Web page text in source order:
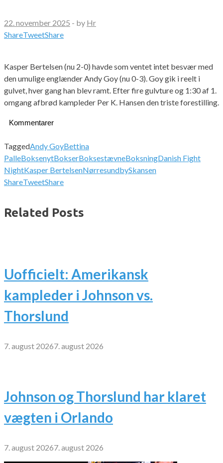
22. november 2025 - by Hr
ShareTweetShare
Kasper Bertelsen (nu 2-0) havde som ventet intet besvær med
den umulige englænder Andy Goy (nu 0-3). Goy gik i reelt i
gulvet, hver gang han blev ramt. Efter fire gulvture og 1:30 af 1.
omgang afbrød kampleder Per K. Hansen den triste forestilling.
Kommentarer
TaggedAndy GoyBettina
PalleBoksenytBokserBoksestævneBoksningDanish Fight
NightKasper BertelsenNørresundbySkansen
ShareTweetShare
Related Posts
Uofficielt: Amerikansk
kampleder i Johnson vs.
Thorslund
7. august 20267. august 2026
Johnson og Thorslund har klaret
vægten i Orlando
7. august 20267. august 2026